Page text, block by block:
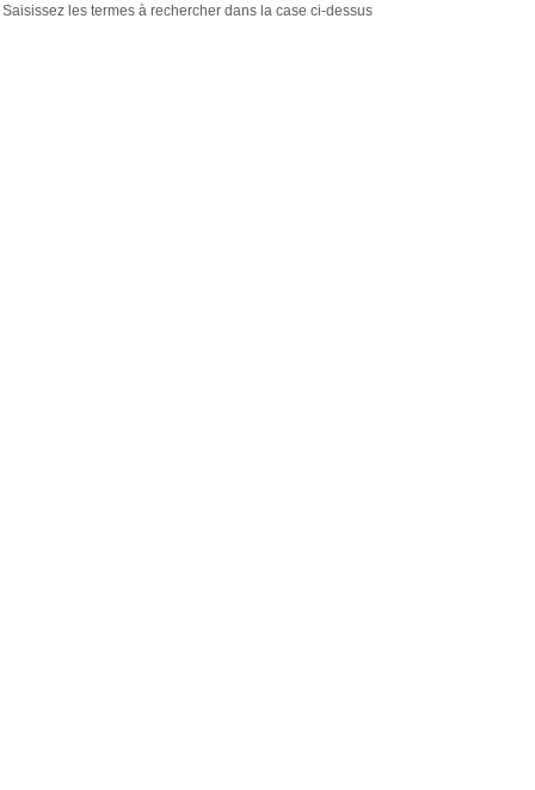
Saisissez les termes à rechercher dans la case ci-dessus